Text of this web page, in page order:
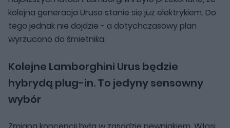
kolejna generacja Urusa stanie się już elektrykiem. Do
tego jednak nie dojdzie - a dotychczasowy plan
wyrzucono do śmietnika.
Kolejne Lamborghini Urus będzie
hybrydą plug-in. To jedyny sensowny
wybór